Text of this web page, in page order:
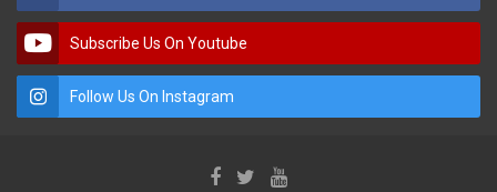
Subscribe Us On Youtube
Follow Us On Instagram